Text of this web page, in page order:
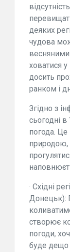
деяких
чудова
весняними
ховатися
досить
ранком і
Згідно з
сьогодні в
погода. Це
природою,
· Східні
Донецьк):
створює
погоди,
буде дещо